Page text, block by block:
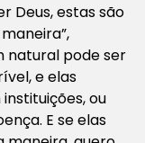
Deus, estas são
natural pode ser
e elas
ou
E se elas